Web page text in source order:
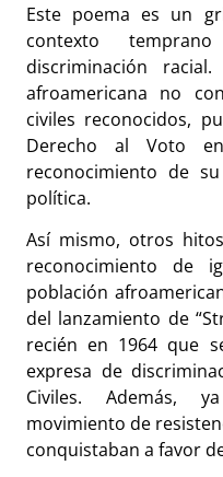
Este poema es un
contexto
discriminación
afroamericana no
civiles reconocidos,
Derecho al Voto
reconocimiento de
política.
Así mismo, otros
reconocimiento de
población
del lanzamiento de
recién en 1964 que
expresa de
Civiles. Además,
movimiento de
conquistaban a favor